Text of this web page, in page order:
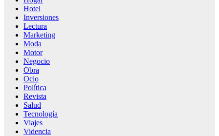
Hotel
Inversiones
Lectura
Marketing
Moda
Motor
Negocio
Obra
Ocio
Política
Revista
Salud
Tecnología
Viajes
Videncia